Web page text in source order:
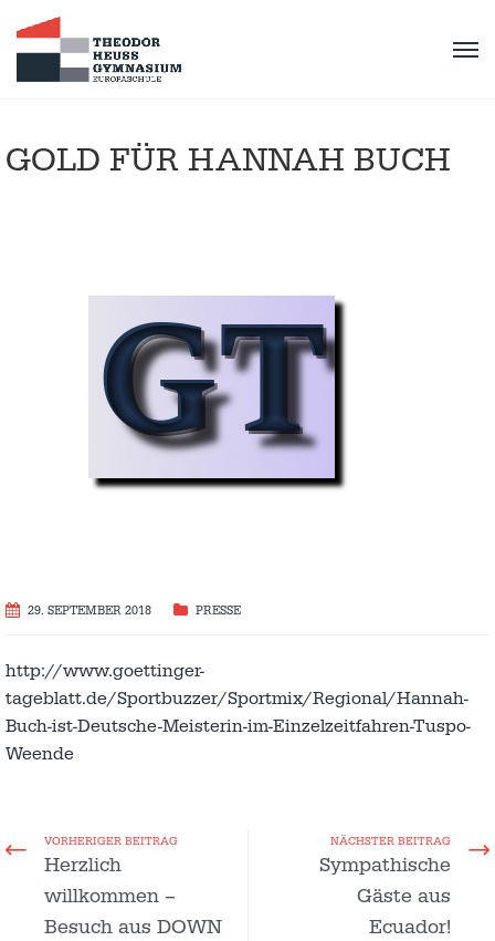
GOLD FÜR HANNAH BUCH
29. SEPTEMBER 2018 PRESSE
http://www.goettinger-
tageblatt.de/Sportbuzzer/Sportmix/Regional/Hannah-
Buch-ist-Deutsche-Meisterin-im-Einzelzeitfahren-Tuspo-
Weende
VORHERIGER BEITRAG
Herzlich
willkommen –
Besuch aus DOWN
NÄCHSTER BEITRAG
Sympathische
Gäste aus
Ecuador!